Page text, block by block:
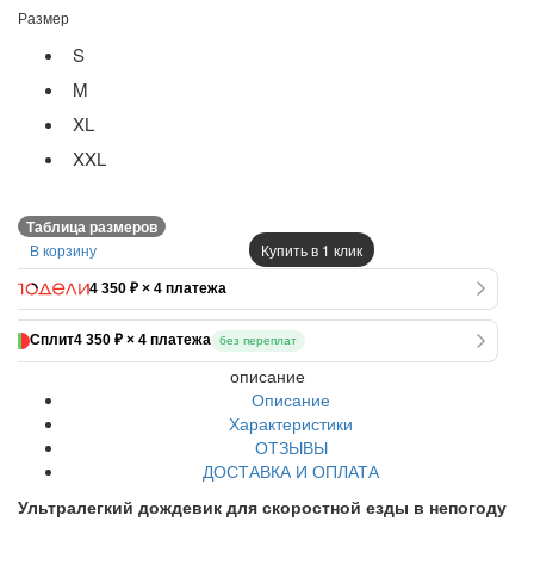
Размер
S
M
XL
XXL
Таблица размеров
В корзину Купить в 1 клик
4 350 ₽ × 4 платежа
Сплит4 350 ₽ × 4 платежа без переплат
описание
Описание
Характеристики
ОТЗЫВЫ
ДОСТАВКА И ОПЛАТА
Ультралегкий дождевик для скоростной езды в непогоду